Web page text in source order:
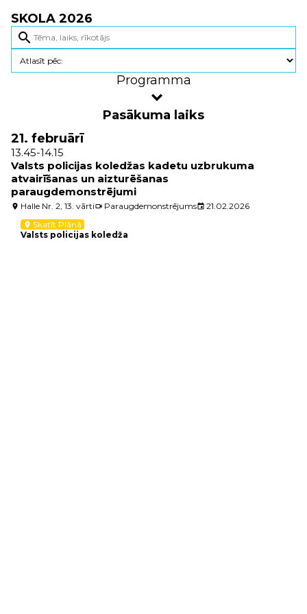
SKOLA 2026
search
Programma
Pasākuma laiks
21. februārī
13.45-14.15
Valsts policijas koledžas kadetu uzbrukuma
atvairīšanas un aizturēšanas
paraugdemonstrējumi
location_on Halle Nr. 2, 13. vārtivideocam Paraugdemonstrējumsevent 21.02.2026
location_on Skatīt Plānā
Valsts policijas koledža